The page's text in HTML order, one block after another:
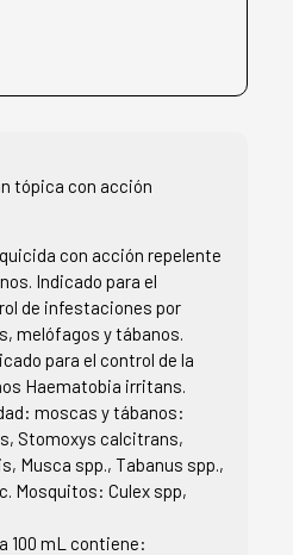
tópica con acción
con acción repelente
Indicado para el
de infestaciones por
melófagos y tábanos.
para el control de la
Haematobia irritans.
moscas y tábanos:
Stomoxys calcitrans,
Musca spp., Tabanus spp.,
Mosquitos: Culex spp,
100 mL contiene: